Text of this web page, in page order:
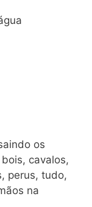
os
cavalos,
perus, tudo,
na